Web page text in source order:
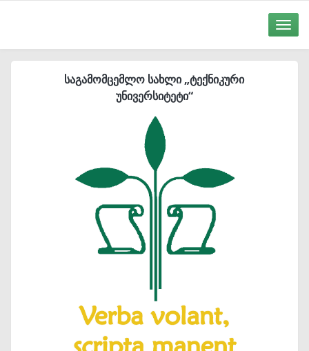
Toggle
საგამომცემლო სახლი „ტექნიკური
უნივერსიტეტი“